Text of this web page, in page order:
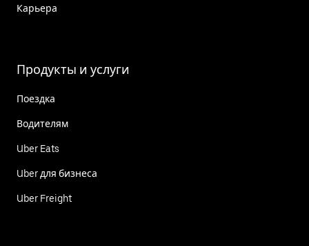
Карьера
Продукты и услуги
Поездка
Водителям
Uber Eats
Uber для бизнеса
Uber Freight